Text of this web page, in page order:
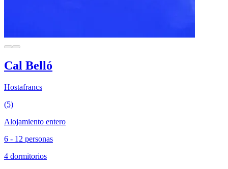
Cal Belló
Hostafrancs
(5)
Alojamiento entero
6 - 12 personas
4 dormitorios